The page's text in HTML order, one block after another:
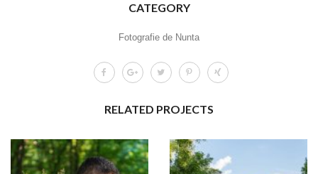
CATEGORY
Fotografie de Nunta
RELATED PROJECTS